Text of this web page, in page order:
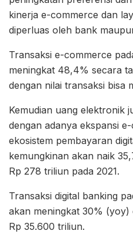
kinerja e-commerce dan
diperluas oleh bank
Transaksi e-commerce
meningkat 48,4% secara
dengan nilai transaksi bisa
Kemudian uang elektronik
dengan adanya ekspansi
ekosistem pembayaran
kemungkinan akan naik
Rp 278 triliun pada 2021.
Transaksi digital banking
akan meningkat 30% (yoy)
Rp 35.600 triliun.